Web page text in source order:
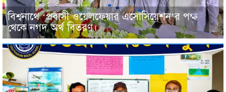
বিশ্বনাথে ‘প্রবাসী ওয়েলফেয়ার এসোসিয়েশন’র পক্ষ
থেকে নগদ অর্থ বিতরণ।